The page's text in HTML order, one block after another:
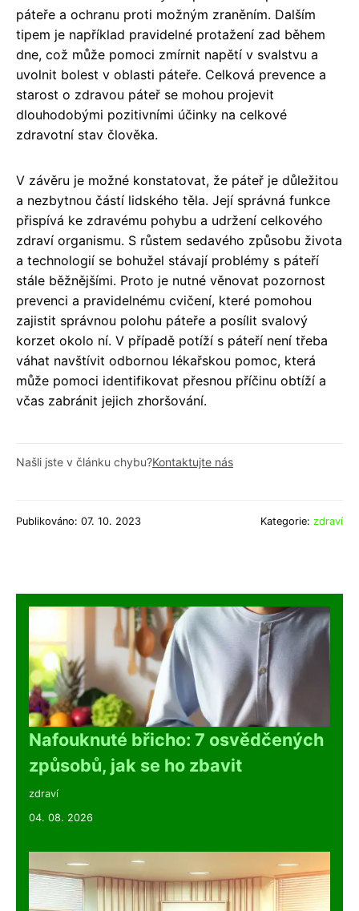
páteře a ochranu proti možným zraněním. Dalším
tipem je například pravidelné protažení zad během
dne, což může pomoci zmírnit napětí v svalstvu a
uvolnit bolest v oblasti páteře. Celková prevence a
starost o zdravou páteř se mohou projevit
dlouhodobými pozitivními účinky na celkové
zdravotní stav člověka.
V závěru je možné konstatovat, že páteř je důležitou
a nezbytnou částí lidského těla. Její správná funkce
přispívá ke zdravému pohybu a udržení celkového
zdraví organismu. S růstem sedavého způsobu života
a technologií se bohužel stávají problémy s páteří
stále běžnějšími. Proto je nutné věnovat pozornost
prevenci a pravidelnému cvičení, které pomohou
zajistit správnou polohu páteře a posílit svalový
korzet okolo ní. V případě potíží s páteří není třeba
váhat navštívit odbornou lékařskou pomoc, která
může pomoci identifikovat přesnou příčinu obtíží a
včas zabránit jejich zhoršování.
Našli jste v článku chybu?Kontaktujte nás
Publikováno: 07. 10. 2023 Kategorie: zdraví
Nafouknuté břicho: 7 osvědčených
způsobů, jak se ho zbavit
zdraví
04. 08. 2026